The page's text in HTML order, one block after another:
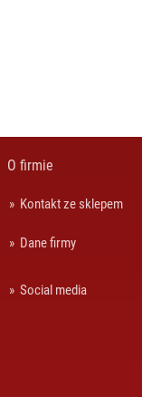
O firmie
Kontakt ze sklepem
Dane firmy
Social media